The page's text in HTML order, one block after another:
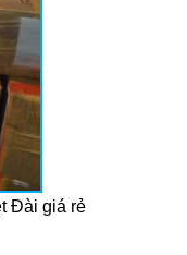
Đài giá rẻ